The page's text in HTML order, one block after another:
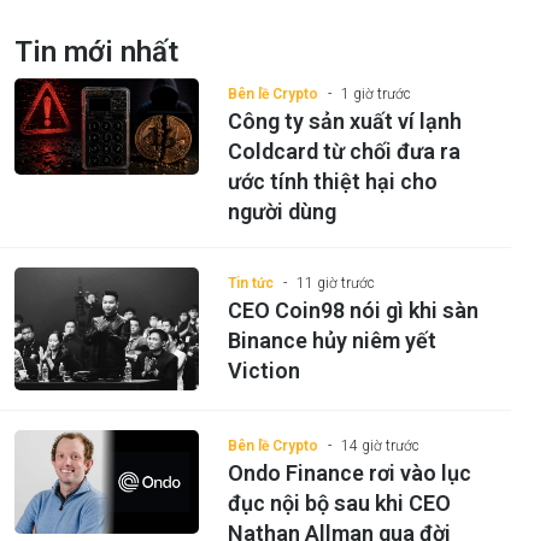
Tin mới nhất
Bên lề Crypto 1 giờ trước
Công ty sản xuất ví lạnh
Coldcard từ chối đưa ra
ước tính thiệt hại cho
người dùng
Tin tức 11 giờ trước
CEO Coin98 nói gì khi sàn
Binance hủy niêm yết
Viction
Bên lề Crypto 14 giờ trước
Ondo Finance rơi vào lục
đục nội bộ sau khi CEO
Nathan Allman qua đời